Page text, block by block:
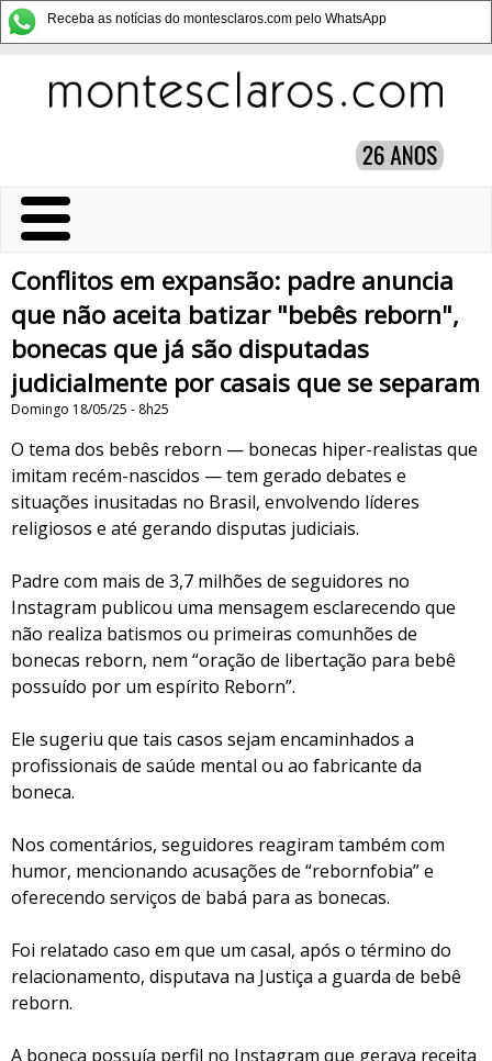
Receba as notícias do montesclaros.com pelo WhatsApp
Conflitos em expansão: padre anuncia
que não aceita batizar "bebês reborn",
bonecas que já são disputadas
judicialmente por casais que se separam
Domingo 18/05/25 - 8h25
O tema dos bebês reborn — bonecas hiper-realistas que
imitam recém-nascidos — tem gerado debates e
situações inusitadas no Brasil, envolvendo líderes
religiosos e até gerando disputas judiciais.
Padre com mais de 3,7 milhões de seguidores no
Instagram publicou uma mensagem esclarecendo que
não realiza batismos ou primeiras comunhões de
bonecas reborn, nem “oração de libertação para bebê
possuído por um espírito Reborn”.
Ele sugeriu que tais casos sejam encaminhados a
profissionais de saúde mental ou ao fabricante da
boneca.
Nos comentários, seguidores reagiram também com
humor, mencionando acusações de “rebornfobia” e
oferecendo serviços de babá para as bonecas.
Foi relatado caso em que um casal, após o término do
relacionamento, disputava na Justiça a guarda de bebê
reborn.
A boneca possuía perfil no Instagram que gerava receita